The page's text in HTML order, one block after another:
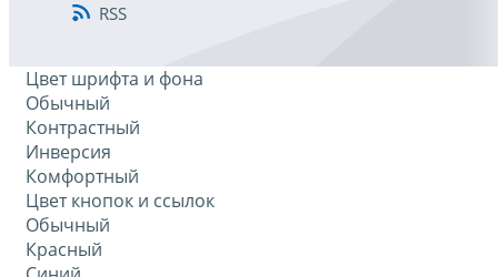
RSS
Цвет шрифта и фона
Обычный
Контрастный
Инверсия
Комфортный
Цвет кнопок и ссылок
Обычный
Красный